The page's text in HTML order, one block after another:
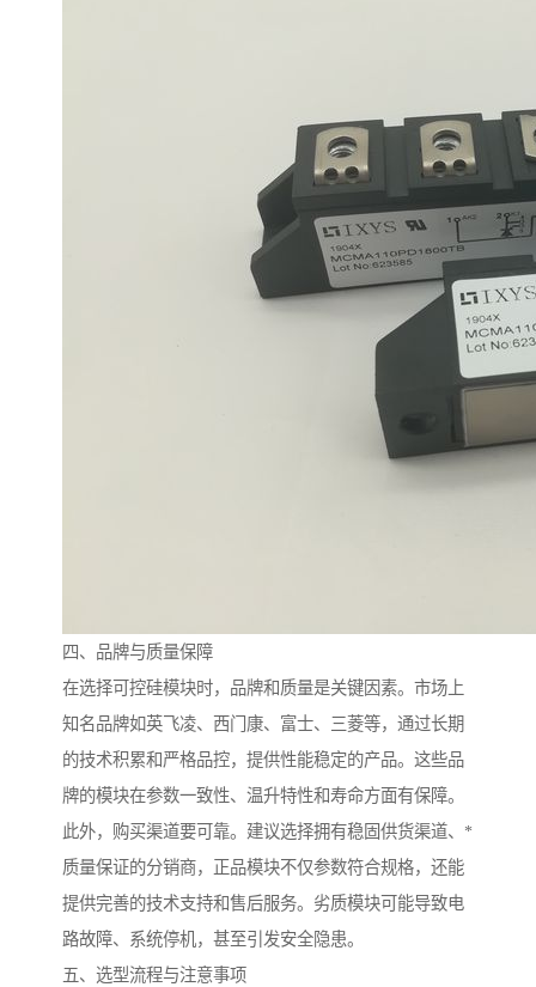
四、品牌与质量保障
在选择可控硅模块时，品牌和质量是关键因素。市场上
知名品牌如英飞凌、西门康、富士、三菱等，通过长期
的技术积累和严格品控，提供性能稳定的产品。这些品
牌的模块在参数一致性、温升特性和寿命方面有保障。
此外，购买渠道要可靠。建议选择拥有稳固供货渠道、*
质量保证的分销商，正品模块不仅参数符合规格，还能
提供完善的技术支持和售后服务。劣质模块可能导致电
路故障、系统停机，甚至引发安全隐患。
五、选型流程与注意事项